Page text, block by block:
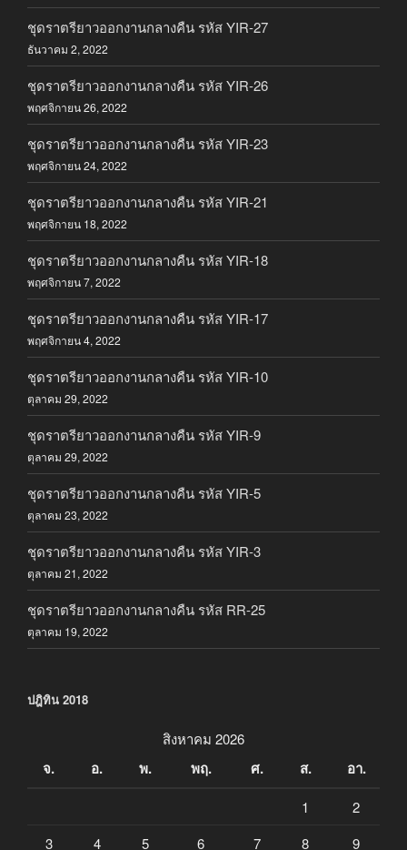
ชุดราตรียาวออกงานกลางคืน รหัส YIR-27
ธันวาคม 2, 2022
ชุดราตรียาวออกงานกลางคืน รหัส YIR-26
พฤศจิกายน 26, 2022
ชุดราตรียาวออกงานกลางคืน รหัส YIR-23
พฤศจิกายน 24, 2022
ชุดราตรียาวออกงานกลางคืน รหัส YIR-21
พฤศจิกายน 18, 2022
ชุดราตรียาวออกงานกลางคืน รหัส YIR-18
พฤศจิกายน 7, 2022
ชุดราตรียาวออกงานกลางคืน รหัส YIR-17
พฤศจิกายน 4, 2022
ชุดราตรียาวออกงานกลางคืน รหัส YIR-10
ตุลาคม 29, 2022
ชุดราตรียาวออกงานกลางคืน รหัส YIR-9
ตุลาคม 29, 2022
ชุดราตรียาวออกงานกลางคืน รหัส YIR-5
ตุลาคม 23, 2022
ชุดราตรียาวออกงานกลางคืน รหัส YIR-3
ตุลาคม 21, 2022
ชุดราตรียาวออกงานกลางคืน รหัส RR-25
ตุลาคม 19, 2022
ปฎิทิน 2018
สิงหาคม 2026
จ. อ. พ. พฤ. ศ. ส. อา.
1
2
3
4 5 6 7 8 9